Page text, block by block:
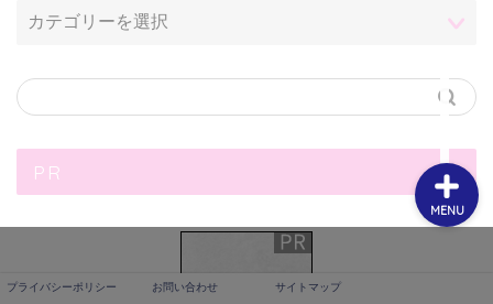
PR
プライバシーポリシー お問い合わせ サイトマップ
MENU
サイトマップ